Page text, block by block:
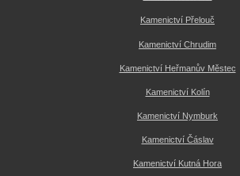
Kamenictví Přelouč
Kamenictví Chrudim
Kamenictví Heřmanův Městec
Kamenictví Kolín
Kamenictví Nymburk
Kamenictví Čáslav
Kamenictví Kutná Hora